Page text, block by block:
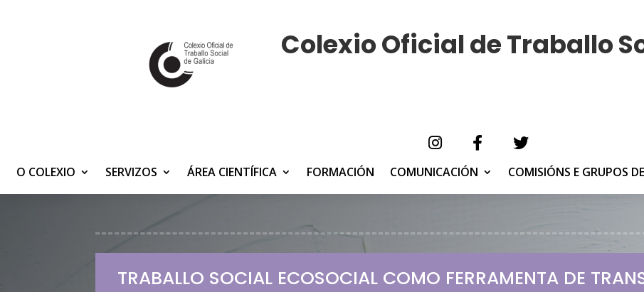
Colexio Oficial de Traballo
O COLEXIO SERVIZOS ÁREA CIENTÍFICA FORMACIÓN COMUNICACIÓN COMISIÓNS E GRUPOS
TRABALLO SOCIAL ECOSOCIAL COMO FERRAMENTA DE